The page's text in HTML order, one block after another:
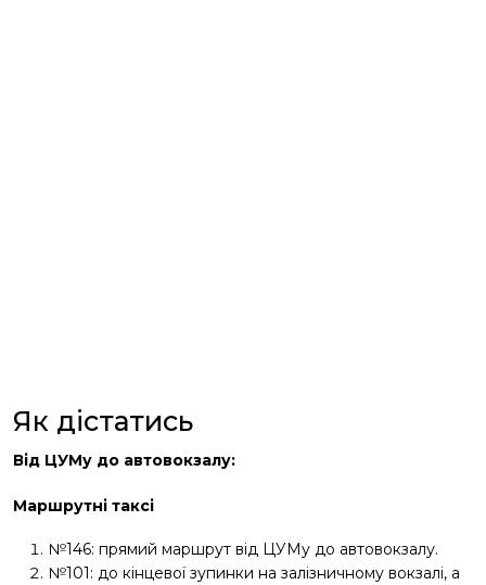
Як дістатись
Від ЦУМу до автовокзалу:
Маршрутні таксі
№146: прямий маршрут від ЦУМу до автовокзалу.
№101: до кінцевої зупинки на залізничному вокзалі, а